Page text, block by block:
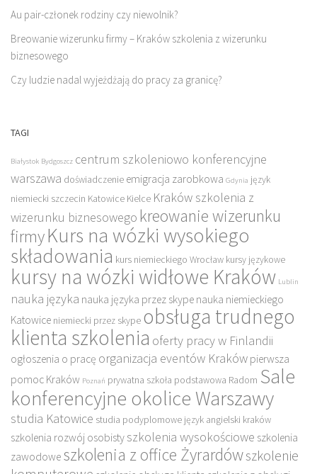
Au pair-członek rodziny czy niewolnik?
Breowanie wizerunku firmy – Kraków szkolenia z wizerunku
biznesowego
Czy ludzie nadal wyjeżdżają do pracy za granicę?
TAGI
Białystok Bydgoszcz centrum szkoleniowo konferencyjne
warszawa doświadczenie emigracja zarobkowa Gdynia język
niemiecki szczecin Katowice Kielce Kraków szkolenia z
wizerunku biznesowego kreowanie wizerunku
firmyKurs na wózki wysokiego
składowania kurs niemieckiego Wrocław kursy językowe
kursy na wózki widłowe Kraków Lublin
nauka języka nauka języka przez skype nauka niemieckiego
Katowice niemiecki przez skype obsługa trudnego
klienta szkolenia oferty pracy w Finlandii
ogłoszenia o pracę organizacja eventów Kraków pierwsza
pomoc Kraków Poznań prywatna szkoła podstawowa Radom Sale
konferencyjne okolice Warszawy
studia Katowice studia podyplomowe język angielski kraków
szkolenia rozwój osobisty szkolenia wysokościowe szkolenia
zawodowe szkolenia z office Żyrardówszkolenie